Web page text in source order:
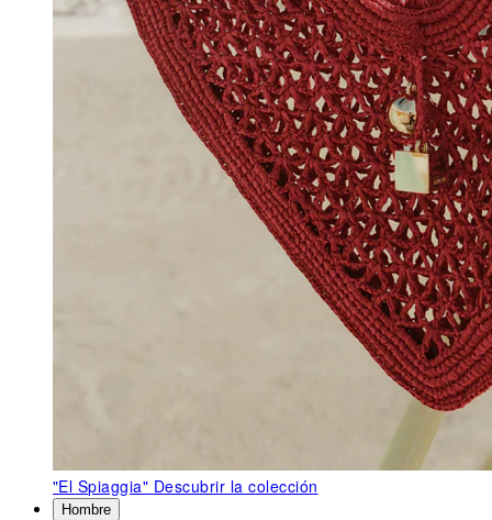
"El Spiaggia" Descubrir la colección
Hombre